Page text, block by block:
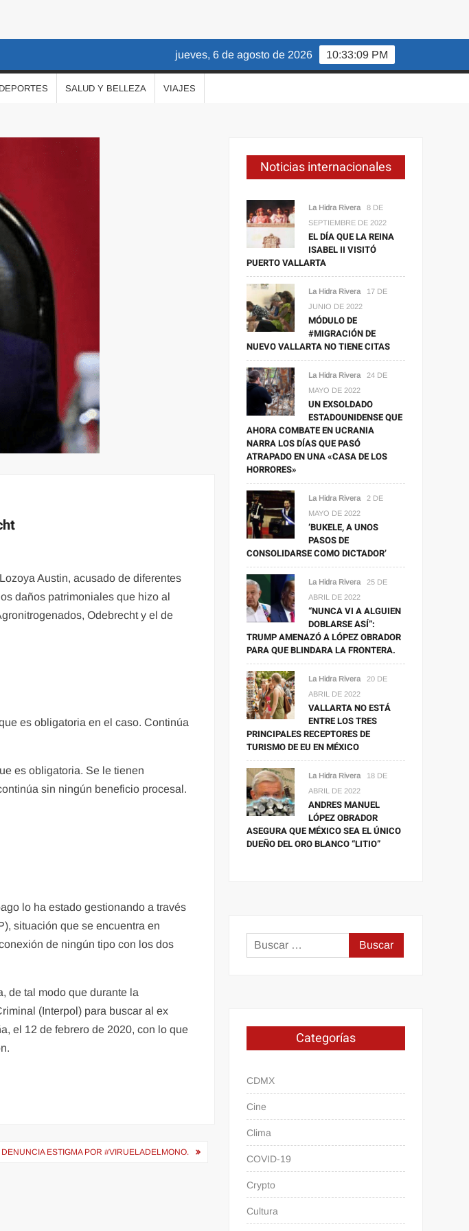
10:33:10 PM
jueves, 6 de agosto de 2026
DEPORTES SALUD Y BELLEZA VIAJES
Austin, acusado de diferentes
daños patrimoniales que hizo al
Odebrecht y el de
es obligatoria en el caso. Continúa
es obligatoria. Se le tienen
sin ningún beneficio procesal.
lo ha estado gestionando a través
situación que se encuentra en
de ningún tipo con los dos
de tal modo que durante la
(Interpol) para buscar al ex
el 12 de febrero de 2020, con lo que
ESTIGMA POR #VIRUELADELMONO.
Noticias internacionales
La Hidra Rivera
8 DE
SEPTIEMBRE DE 2022
EL DÍA QUE LA REINA
ISABEL II VISITÓ
PUERTO VALLARTA
La Hidra Rivera
17 DE
JUNIO DE 2022
MÓDULO DE
#MIGRACIÓN DE
NUEVO VALLARTA NO TIENE CITAS
La Hidra Rivera
24 DE
MAYO DE 2022
UN EXSOLDADO
ESTADOUNIDENSE QUE
AHORA COMBATE EN UCRANIA
NARRA LOS DÍAS QUE PASÓ
ATRAPADO EN UNA «CASA DE LOS
HORRORES»
La Hidra Rivera
2 DE
MAYO DE 2022
‘BUKELE, A UNOS
PASOS DE
CONSOLIDARSE COMO DICTADOR’
La Hidra Rivera
25 DE
ABRIL DE 2022
“NUNCA VI A ALGUIEN
DOBLARSE ASÍ”:
TRUMP AMENAZÓ A LÓPEZ OBRADOR
PARA QUE BLINDARA LA FRONTERA.
La Hidra Rivera
20 DE
ABRIL DE 2022
VALLARTA NO ESTÁ
ENTRE LOS TRES
PRINCIPALES RECEPTORES DE
TURISMO DE EU EN MÉXICO
La Hidra Rivera
18 DE
ABRIL DE 2022
ANDRES MANUEL
LÓPEZ OBRADOR
ASEGURA QUE MÉXICO SEA EL ÚNICO
DUEÑO DEL ORO BLANCO “LITIO”
Buscar:
Categorías
CDMX
Cine
Clima
COVID-19
Crypto
Cultura